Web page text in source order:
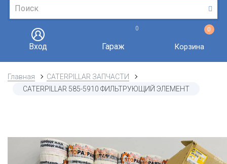
Вход
0
Гараж
0
Корзина
Главная
CATERPILLAR ЗАПЧАСТИ
CATERPILLAR 585-5910 ФИЛЬТРУЮЩИЙ ЭЛЕМЕНТ